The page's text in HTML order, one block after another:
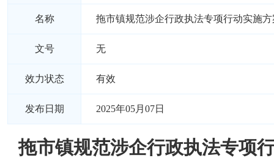
名称 拖市镇规范涉企行政执法专项行动实施方
文号 无
效力状态 有效
发布日期 2025年05月07日
拖市镇规范涉企行政执法专项